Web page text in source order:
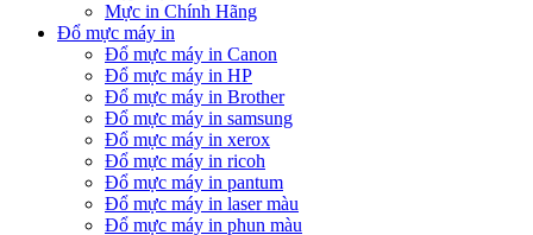
Mực in Chính Hãng
Đổ mực máy in
Đổ mực máy in Canon
Đổ mực máy in HP
Đổ mực máy in Brother
Đổ mực máy in samsung
Đổ mực máy in xerox
Đổ mực máy in ricoh
Đổ mực máy in pantum
Đổ mực máy in laser màu
Đổ mực máy in phun màu